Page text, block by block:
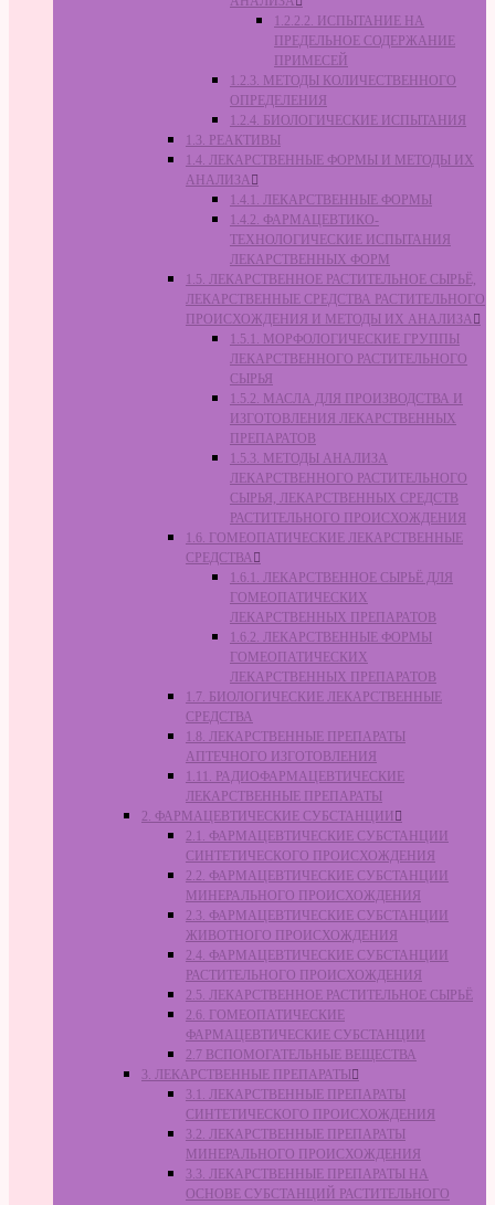
1.2.2.2. ИСПЫТАНИЕ НА
ПРЕДЕЛЬНОЕ СОДЕРЖАНИЕ
ПРИМЕСЕЙ
1.2.3. МЕТОДЫ КОЛИЧЕСТВЕННОГО
ОПРЕДЕЛЕНИЯ
1.2.4. БИОЛОГИЧЕСКИЕ ИСПЫТАНИЯ
1.3. РЕАКТИВЫ
1.4. ЛЕКАРСТВЕННЫЕ ФОРМЫ И МЕТОДЫ ИХ
АНАЛИЗА
1.4.1. ЛЕКАРСТВЕННЫЕ ФОРМЫ
1.4.2. ФАРМАЦЕВТИКО-
ТЕХНОЛОГИЧЕСКИЕ ИСПЫТАНИЯ
ЛЕКАРСТВЕННЫХ ФОРМ
1.5. ЛЕКАРСТВЕННОЕ РАСТИТЕЛЬНОЕ СЫРЬЁ,
ЛЕКАРСТВЕННЫЕ СРЕДСТВА РАСТИТЕЛЬНОГО
ПРОИСХОЖДЕНИЯ И МЕТОДЫ ИХ АНАЛИЗА
1.5.1. МОРФОЛОГИЧЕСКИЕ ГРУППЫ
ЛЕКАРСТВЕННОГО РАСТИТЕЛЬНОГО
СЫРЬЯ
1.5.2. МАСЛА ДЛЯ ПРОИЗВОДСТВА И
ИЗГОТОВЛЕНИЯ ЛЕКАРСТВЕННЫХ
ПРЕПАРАТОВ
1.5.3. МЕТОДЫ АНАЛИЗА
ЛЕКАРСТВЕННОГО РАСТИТЕЛЬНОГО
СЫРЬЯ, ЛЕКАРСТВЕННЫХ СРЕДСТВ
РАСТИТЕЛЬНОГО ПРОИСХОЖДЕНИЯ
1.6. ГОМЕОПАТИЧЕСКИЕ ЛЕКАРСТВЕННЫЕ
СРЕДСТВА
1.6.1. ЛЕКАРСТВЕННОЕ СЫРЬЁ ДЛЯ
ГОМЕОПАТИЧЕСКИХ
ЛЕКАРСТВЕННЫХ ПРЕПАРАТОВ
1.6.2. ЛЕКАРСТВЕННЫЕ ФОРМЫ
ГОМЕОПАТИЧЕСКИХ
ЛЕКАРСТВЕННЫХ ПРЕПАРАТОВ
1.7. БИОЛОГИЧЕСКИЕ ЛЕКАРСТВЕННЫЕ
СРЕДСТВА
1.8. ЛЕКАРСТВЕННЫЕ ПРЕПАРАТЫ
АПТЕЧНОГО ИЗГОТОВЛЕНИЯ
1.11. РАДИОФАРМАЦЕВТИЧЕСКИЕ
ЛЕКАРСТВЕННЫЕ ПРЕПАРАТЫ
2. ФАРМАЦЕВТИЧЕСКИЕ СУБСТАНЦИИ
2.1. ФАРМАЦЕВТИЧЕСКИЕ СУБСТАНЦИИ
СИНТЕТИЧЕСКОГО ПРОИСХОЖДЕНИЯ
2.2. ФАРМАЦЕВТИЧЕСКИЕ СУБСТАНЦИИ
МИНЕРАЛЬНОГО ПРОИСХОЖДЕНИЯ
2.3. ФАРМАЦЕВТИЧЕСКИЕ СУБСТАНЦИИ
ЖИВОТНОГО ПРОИСХОЖДЕНИЯ
2.4. ФАРМАЦЕВТИЧЕСКИЕ СУБСТАНЦИИ
РАСТИТЕЛЬНОГО ПРОИСХОЖДЕНИЯ
2.5. ЛЕКАРСТВЕННОЕ РАСТИТЕЛЬНОЕ СЫРЬЁ
2.6. ГОМЕОПАТИЧЕСКИЕ
ФАРМАЦЕВТИЧЕСКИЕ СУБСТАНЦИИ
2.7 ВСПОМОГАТЕЛЬНЫЕ ВЕЩЕСТВА
3. ЛЕКАРСТВЕННЫЕ ПРЕПАРАТЫ
3.1. ЛЕКАРСТВЕННЫЕ ПРЕПАРАТЫ
СИНТЕТИЧЕСКОГО ПРОИСХОЖДЕНИЯ
3.2. ЛЕКАРСТВЕННЫЕ ПРЕПАРАТЫ
МИНЕРАЛЬНОГО ПРОИСХОЖДЕНИЯ
3.3. ЛЕКАРСТВЕННЫЕ ПРЕПАРАТЫ НА
ОСНОВЕ СУБСТАНЦИЙ РАСТИТЕЛЬНОГО